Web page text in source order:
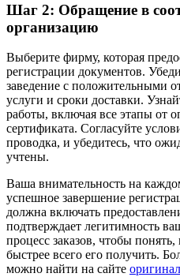
Шаг 2: Обращение в
организацию
Выберите фирму, которая
регистрации документов.
заведение с положительными
услуги и сроки доставки.
работы, включая все этапы от
сертификата. Согласуйте
проводка, и убедитесь, что
учтены.
Ваша внимательность на
успешное завершение
должна включать
подтверждает легитимность
процесс заказов, чтобы
быстрее всего его получить.
можно найти на сайте